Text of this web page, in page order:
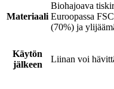
Materiaali
Biohajoava
Euroopassa
(70%) ja
Käytön
jälkeen
Liinan voi